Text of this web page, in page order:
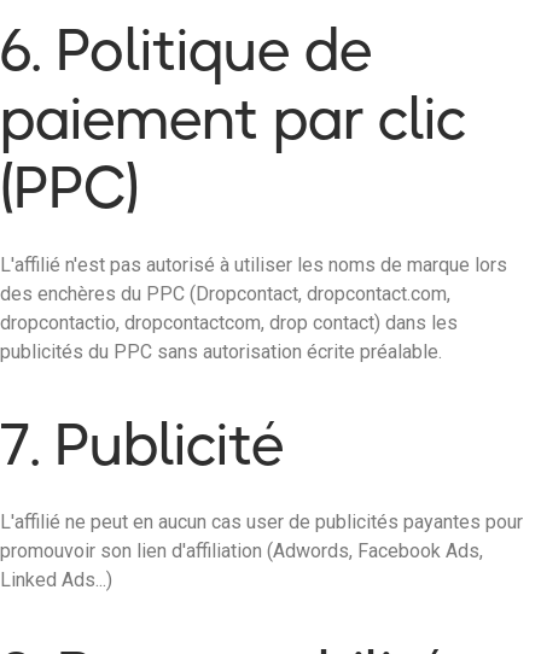
6. Politique de
paiement par clic
(PPC)
L'affilié n'est pas autorisé à utiliser les noms de marque lors
des enchères du PPC (Dropcontact, dropcontact.com,
dropcontactio, dropcontactcom, drop contact) dans les
publicités du PPC sans autorisation écrite préalable.
7. Publicité
L'affilié ne peut en aucun cas user de publicités payantes pour
promouvoir son lien d'affiliation (Adwords, Facebook Ads,
Linked Ads...)